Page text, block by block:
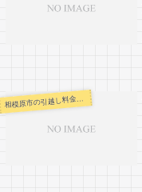
相模原市の引越し料金・代金相場・見積り情報